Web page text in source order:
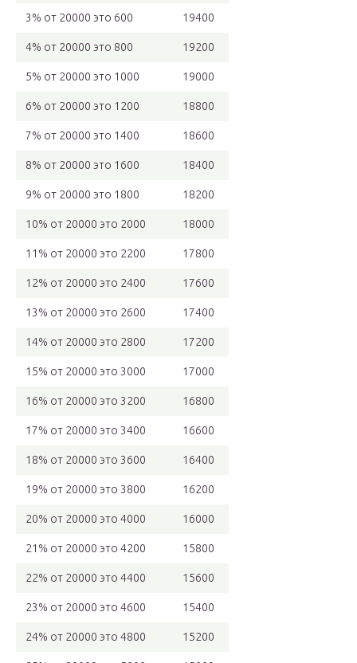
3% от 20000 это 600 19400
4% от 20000 это 800 19200
5% от 20000 это 1000 19000
6% от 20000 это 1200 18800
7% от 20000 это 1400 18600
8% от 20000 это 1600 18400
9% от 20000 это 1800 18200
10% от 20000 это 2000 18000
11% от 20000 это 2200 17800
12% от 20000 это 2400 17600
13% от 20000 это 2600 17400
14% от 20000 это 2800 17200
15% от 20000 это 3000 17000
16% от 20000 это 3200 16800
17% от 20000 это 3400 16600
18% от 20000 это 3600 16400
19% от 20000 это 3800 16200
20% от 20000 это 4000 16000
21% от 20000 это 4200 15800
22% от 20000 это 4400 15600
23% от 20000 это 4600 15400
24% от 20000 это 4800 15200